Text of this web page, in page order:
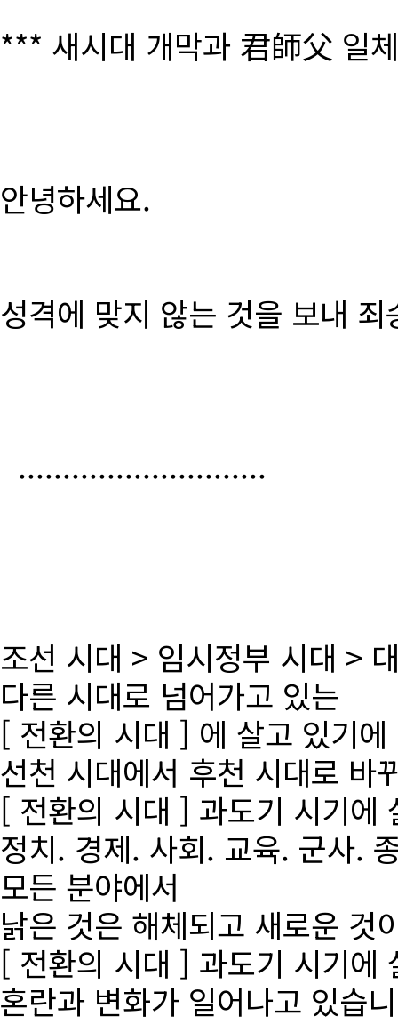
*** 새시대 개막과 君師父 일
안녕하세요.
성격에 맞지 않는 것을 보내
............................
조선 시대 > 임시정부 시대 >
다른 시대로 넘어가고 있는
[ 전환의 시대 ] 에 살고 있기에
선천 시대에서 후천 시대로 바
[ 전환의 시대 ] 과도기 시기에
정치. 경제. 사회. 교육. 군사.
모든 분야에서
낡은 것은 해체되고 새로운 것
[ 전환의 시대 ] 과도기 시기에
혼란과 변화가 일어나고 있습